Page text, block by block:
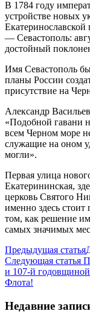
В 1784 году
устройстве новых
— Севастополь:
достойный
Имя Севастополь
планы России
присутствие на
Александр
«Подобной гавани
всем Черном море
служащие на оном
могли».
Первая улица
Екатерининская,
церковь Святого
именно здесь
том, как решение
самых значимых
Предыдущая статья
Следующая статья
и 107-й
Флота!
Недавние